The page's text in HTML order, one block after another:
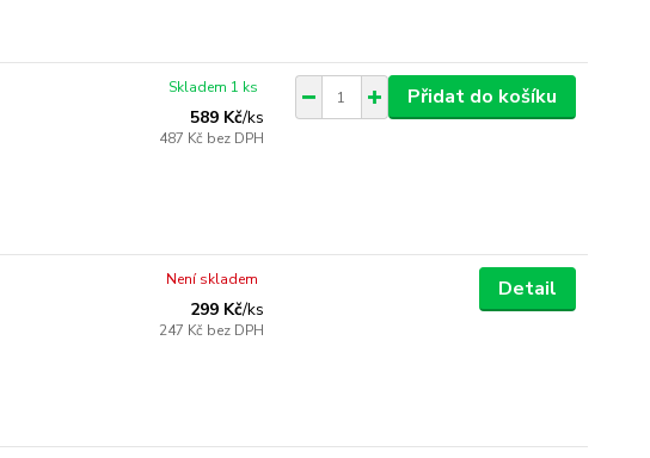
589 Kč/ks
487 Kč bez DPH
Skladem 1 ks Přidat do košíku
299 Kč/ks
247 Kč bez DPH
Není skladem Detail